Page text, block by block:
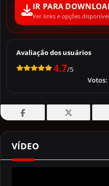
IR PARA
Ver links e opções
Avaliação dos usuários
4.7/5
Votos:
VÍDEO